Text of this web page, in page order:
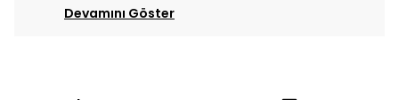
Devamını Göster